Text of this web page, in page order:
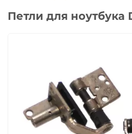
Петли для ноутбука